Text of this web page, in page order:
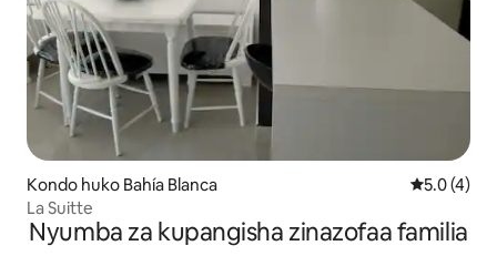
Kondo huko Bahía Blanca Ukadiriaji
5.0 (4)
La Suitte
Nyumba za kupangisha zinazofaa familia